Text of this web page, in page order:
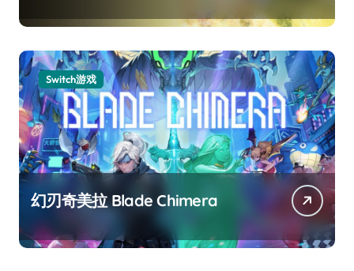
Switch游戏
幻刃奇美拉 Blade Chimera